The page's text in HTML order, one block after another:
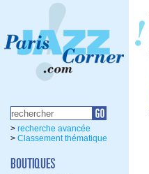
> recherche avancée
> Classement thématique